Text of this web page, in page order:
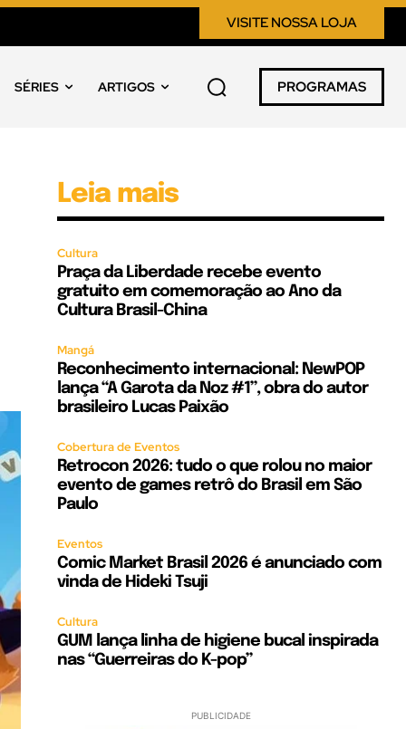
VISITE NOSSA LOJA
SÉRIES ARTIGOS PROGRAMAS
Leia mais
Cultura
Praça da Liberdade recebe evento
gratuito em comemoração ao Ano da
Cultura Brasil-China
Mangá
Reconhecimento internacional: NewPOP
lança “A Garota da Noz #1”, obra do autor
brasileiro Lucas Paixão
Cobertura de Eventos
Retrocon 2026: tudo o que rolou no maior
evento de games retrô do Brasil em São
Paulo
Eventos
Comic Market Brasil 2026 é anunciado com
vinda de Hideki Tsuji
Cultura
GUM lança linha de higiene bucal inspirada
nas “Guerreiras do K-pop”
PUBLICIDADE